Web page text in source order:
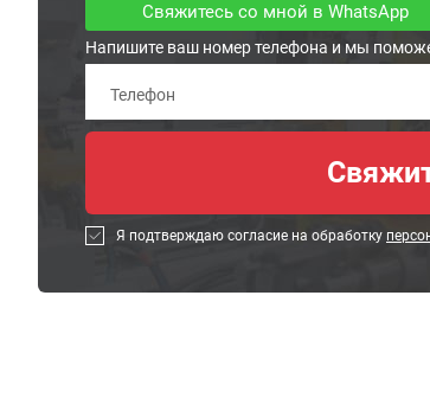
Свяжитесь со мной в WhatsApp
Напишите ваш номер телефона и мы
Я подтверждаю согласие на обработку